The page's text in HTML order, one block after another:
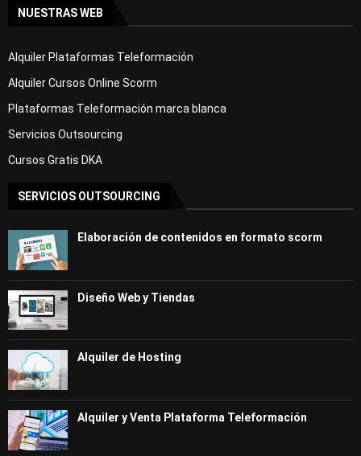
NUESTRAS WEB
Alquiler Plataformas Teleformación
Alquiler Cursos Online Scorm
Plataformas Teleformación marca blanca
Servicios Outsourcing
Cursos Gratis DKA
SERVICIOS OUTSOURCING
Elaboración de contenidos en formato scorm
Diseño Web y Tiendas
Alquiler de Hosting
Alquiler y Venta Plataforma Teleformación